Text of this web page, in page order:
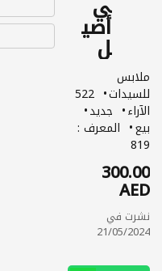
أصي
ل
ملابس
للسيدات 522
الآراء جديد
بيع المعرف :
819
300.00
AED
نشرت في
21/05/2024